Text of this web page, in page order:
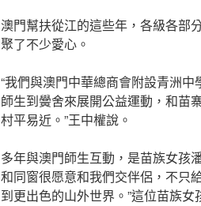
澳門幫扶從江的這些年，各級各部
聚了不少愛心。
“我們與澳門中華總商會附設青洲
師生到黌舍來展開公益運動，和苗
村平易近。”王中權說。
多年與澳門師生互動，是苗族女孩
和同窗很愿意和我們交伴侶，不只
到更出色的山外世界。”這位苗族女